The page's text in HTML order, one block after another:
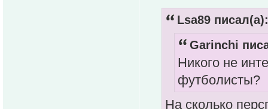
Lsa89 писал(а):
Garinchi
Никого не
футболисты?
На сколько